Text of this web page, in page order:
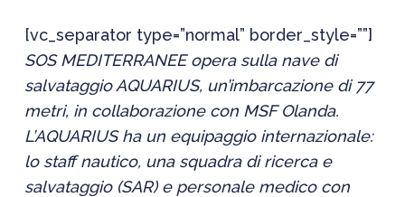
[vc_separator type=”normal” border_style=””]
SOS MEDITERRANEE opera sulla nave di
salvataggio AQUARIUS, un’imbarcazione di 77
metri, in collaborazione con MSF Olanda.
L’AQUARIUS ha un equipaggio internazionale:
lo staff nautico, una squadra di ricerca e
salvataggio (SAR) e personale medico con